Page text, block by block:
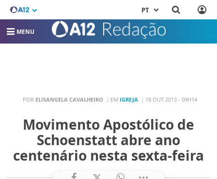
PT
MENU
POR ELISANGELA CAVALHEIRO EM IGREJA 18 OUT 2013 - 09H14
Movimento Apostólico de
Schoenstatt abre ano
centenário nesta sexta-feira